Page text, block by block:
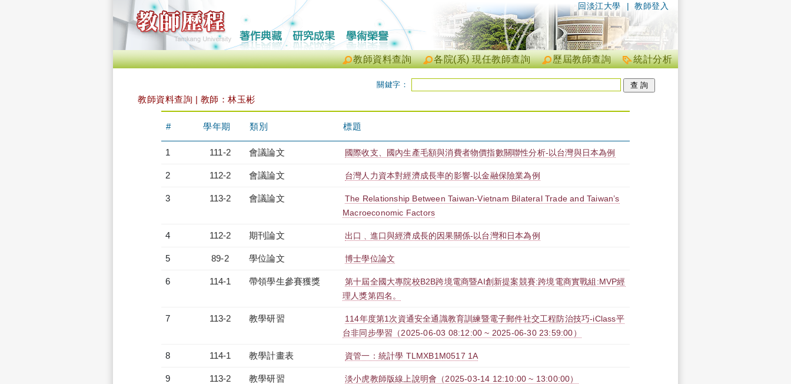
| 教師登入
回淡江大學
統計分析
歷屆教師查詢
各院(系) 現任教師查詢
教師資料查詢
關鍵字：
教師資料查詢 | 教師：林玉彬
# 學年期 類別 標題
1 111-2 會議論文 國際收支、國內生產毛額與消費者物價指數關聯性分析-以台灣與日本為例
2 112-2 會議論文 台灣人力資本對經濟成長率的影響-以金融保險業為例
3 113-2 會議論文
The Relationship Between Taiwan-Vietnam Bilateral Trade and Taiwan’s
Macroeconomic Factors
4 112-2 期刊論文 出口﹑進口與經濟成長的因果關係-以台灣和日本為例
5 89-2 學位論文 博士學位論文
6 114-1 帶領學生參賽獲獎
第十屆全國大專院校B2B跨境電商暨AI創新提案競賽:跨境電商實戰組:MVP經
理人獎第四名。
7 113-2 教學研習
114年度第1次資通安全通識教育訓練暨電子郵件社交工程防治技巧-iClass平
台非同步學習（2025-06-03 08:12:00 ~ 2025-06-30 23:59:00）
8 114-1 教學計畫表 資管一：統計學 TLMXB1M0517 1A
9 113-2 教學研習 淡小虎教師版線上說明會（2025-03-14 12:10:00 ~ 13:00:00）